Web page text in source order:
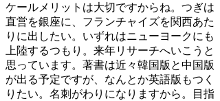
ケールメリットは大切ですからね。つぎは
直営を銀座に、フランチャイズを関西あた
りに出したい。いずれはニューヨークにも
上陸するつもり。来年リサーチへいこうと
思っています。著書は近々韓国版と中国版
が出る予定ですが、なんとか英語版もつく
りたい。名刺がわりになりますから。目指